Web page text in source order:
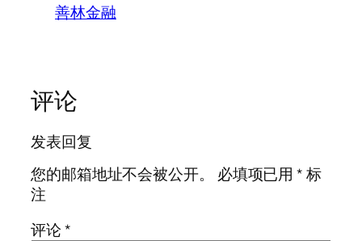
善林金融
评论
发表回复
您的邮箱地址不会被公开。
必填项已用*标
注
评论*